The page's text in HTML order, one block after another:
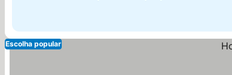
Escolha popular